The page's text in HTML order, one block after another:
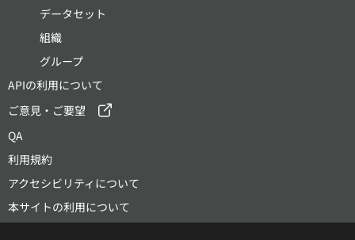
データセット
組織
グループ
APIの利用について
ご意見・ご要望
QA
利用規約
アクセシビリティについて
本サイトの利用について